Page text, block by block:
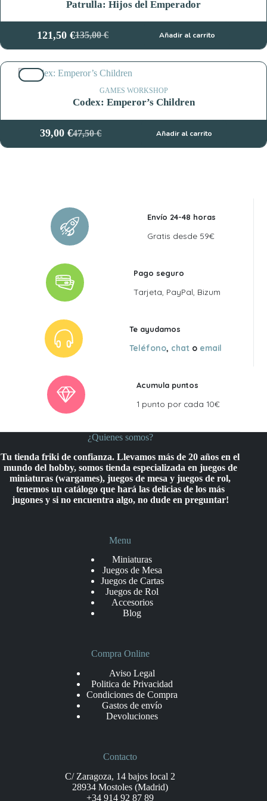
Patrulla: Hijos del Emperador
135,00€
El
precio
original
era:
135,00 €.
121,50 €El
precio
actual
es:
121,50 €.
Añadir al carrito
GAMES WORKSHOP
Codex: Emperor’s Children
47,50€
El
precio
39,00€El
precio
Añadir al carrito
Envío 24-48 horas
Gratis desde 59€
Pago seguro
Tarjeta, PayPal, Bizum
Te ayudamos
Teléfono, chat o email
Acumula puntos
1 punto por cada 10€
¿Quienes somos?
Tu tienda friki de confianza. Llevamos más de 20 años en el
mundo del hobby, somos tienda especializada en juegos de
miniaturas (wargames), juegos de mesa y juegos de rol,
tenemos un catálogo que hará las delicias de los más
jugones y si no encuentra algo, no dude en preguntar!
Menu
Miniaturas
Juegos de Mesa
Juegos de Cartas
Juegos de Rol
Accesorios
Blog
Compra Online
Aviso Legal
Politica de Privacidad
Condiciones de Compra
Gastos de envío
Devoluciones
Contacto
C/ Zaragoza, 14 bajos local 2
28934 Mostoles (Madrid)
+34 914 92 87 89